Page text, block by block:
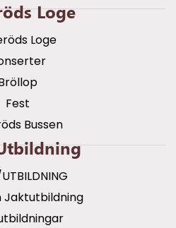
Loge
Loge
Bröllop
Fest
Bussen
UTBILDNING
Jaktutbildning